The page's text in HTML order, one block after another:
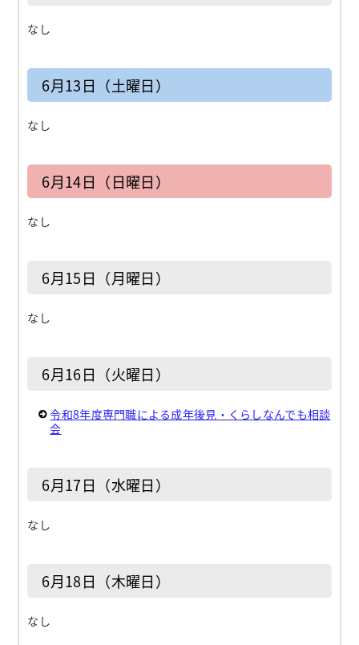
なし
6月13日（土曜日）
なし
6月14日（日曜日）
なし
6月15日（月曜日）
なし
6月16日（火曜日）
令和8年度専門職による成年後見・くらしなんでも相談
会
6月17日（水曜日）
なし
6月18日（木曜日）
なし